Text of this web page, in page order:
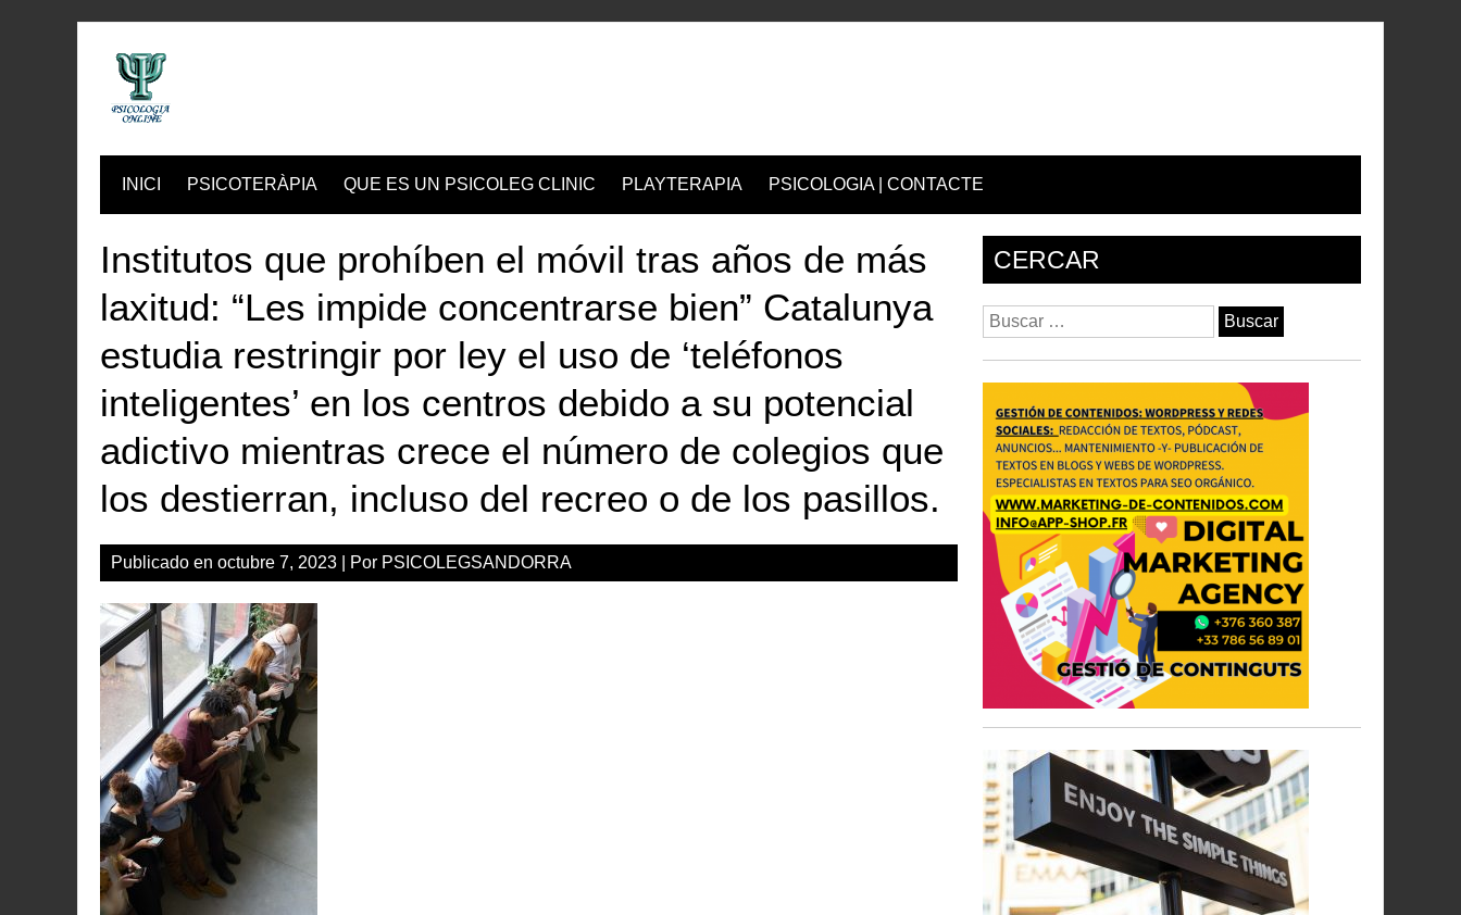
INICI PSICOTERÀPIA QUE ES UN PSICOLEG CLINIC PLAYTERAPIA PSICOLOGIA | CONTACTE
Institutos que prohíben el móvil tras años de más
laxitud: “Les impide concentrarse bien” Catalunya
estudia restringir por ley el uso de ‘teléfonos
inteligentes’ en los centros debido a su potencial
adictivo mientras crece el número de colegios que
los destierran, incluso del recreo o de los pasillos.
Publicado en octubre 7, 2023 | Por PSICOLEGSANDORRA
CERCAR
Buscar: